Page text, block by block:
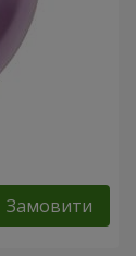
Замовити